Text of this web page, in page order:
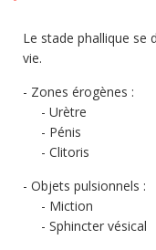
Le stade phallique se
vie.
Zones érogènes :
Urètre
Pénis
Clitoris
Objets pulsionnels :
Miction
Sphincter vésical